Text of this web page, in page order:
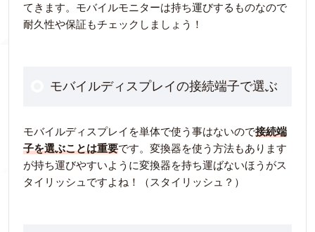
てきます。モバイルモニターは持ち運びするものなので
耐久性や保証もチェックしましょう！
モバイルディスプレイの接続端子で選ぶ
モバイルディスプレイを単体で使う事はないので接続端
子を選ぶことは重要です。変換器を使う方法もあります
が持ち運びやすいように変換器を持ち運ばないほうがス
タイリッシュですよね！（スタイリッシュ？）